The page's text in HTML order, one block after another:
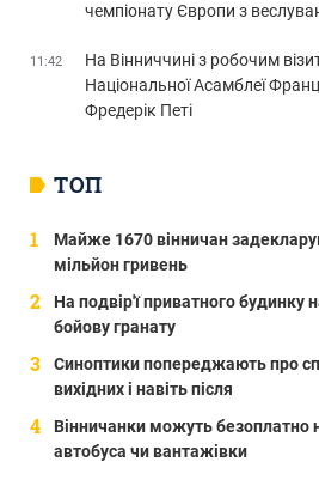
ТОП
Майже 1670 вінничан
мільйон гривень
На подвір'ї приватного будинку
бойову гранату
Синоптики попереджають про
вихідних і навіть після
Вінничанки можуть безоплатно
автобуса чи вантажівки
чемпіонату Європи з
11:42
На Вінниччині з робочим
Національної Асамблеї
Фредерік Петі